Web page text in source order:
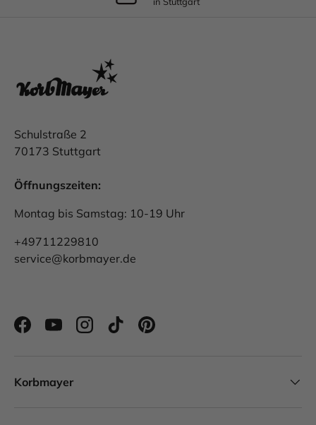
Schulstraße 2
70173 Stuttgart
Öffnungszeiten:
Montag bis Samstag: 10-19 Uhr
+49711229810
service@korbmayer.de
FacebookYouTubeInstagramTikTokPinterest
Korbmayer